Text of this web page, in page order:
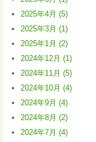
2025年4月 (5)
2025年3月 (1)
2025年1月 (2)
2024年12月 (1)
2024年11月 (5)
2024年10月 (4)
2024年9月 (4)
2024年8月 (2)
2024年7月 (4)